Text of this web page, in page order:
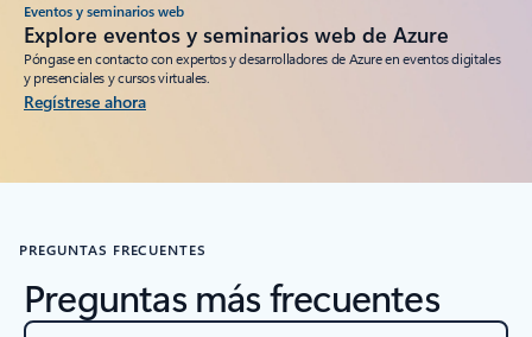
Eventos y seminarios web
Explore eventos y seminarios web de Azure
Póngase en contacto con expertos y desarrolladores de Azure en eventos digitales
y presenciales y cursos virtuales.
Regístrese ahora
PREGUNTAS FRECUENTES
Preguntas más frecuentes